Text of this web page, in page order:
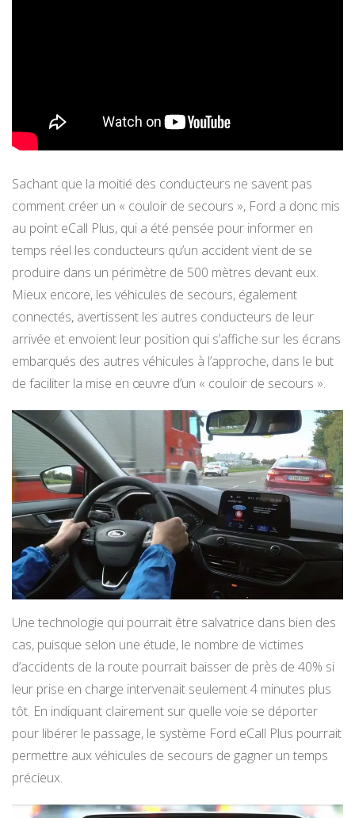
Sachant que la moitié des conducteurs ne savent pas
comment créer un « couloir de secours », Ford a donc mis
au point eCall Plus, qui a été pensée pour informer en
temps réel les conducteurs qu’un accident vient de se
produire dans un périmètre de 500 mètres devant eux.
Mieux encore, les véhicules de secours, également
connectés, avertissent les autres conducteurs de leur
arrivée et envoient leur position qui s’affiche sur les écrans
embarqués des autres véhicules à l’approche, dans le but
de faciliter la mise en œuvre d’un « couloir de secours ».
Une technologie qui pourrait être salvatrice dans bien des
cas, puisque selon une étude, le nombre de victimes
d’accidents de la route pourrait baisser de près de 40% si
leur prise en charge intervenait seulement 4 minutes plus
tôt. En indiquant clairement sur quelle voie se déporter
pour libérer le passage, le système Ford eCall Plus pourrait
permettre aux véhicules de secours de gagner un temps
précieux.